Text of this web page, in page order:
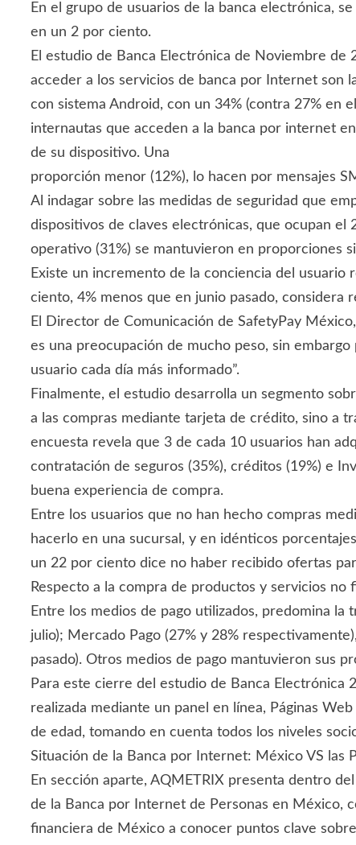
En el grupo de usuarios de la banca electrónica,
en un 2 por ciento.
El estudio de Banca Electrónica de Noviembre
acceder a los servicios de banca por Internet son
con sistema Android, con un 34% (contra 27% en
internautas que acceden a la banca por internet
de su dispositivo. Una
proporción menor (12%), lo hacen por mensajes
Al indagar sobre las medidas de seguridad que
dispositivos de claves electrónicas, que ocupan el
operativo (31%) se mantuvieron en proporciones
Existe un incremento de la conciencia del usuario
ciento, 4% menos que en junio pasado, considera
El Director de Comunicación de SafetyPay
es una preocupación de mucho peso, sin
usuario cada día más informado”.
Finalmente, el estudio desarrolla un segmento
a las compras mediante tarjeta de crédito, sino a
encuesta revela que 3 de cada 10 usuarios han
contratación de seguros (35%), créditos (19%) e
buena experiencia de compra.
Entre los usuarios que no han hecho compras
hacerlo en una sucursal, y en idénticos
un 22 por ciento dice no haber recibido ofertas
Respecto a la compra de productos y servicios
Entre los medios de pago utilizados, predomina
julio); Mercado Pago (27% y 28%
pasado). Otros medios de pago mantuvieron sus
Para este cierre del estudio de Banca Electrónica
realizada mediante un panel en línea, Páginas
de edad, tomando en cuenta todos los niveles
Situación de la Banca por Internet: México VS las
En sección aparte, AQMETRIX presenta dentro
de la Banca por Internet de Personas en México,
financiera de México a conocer puntos clave